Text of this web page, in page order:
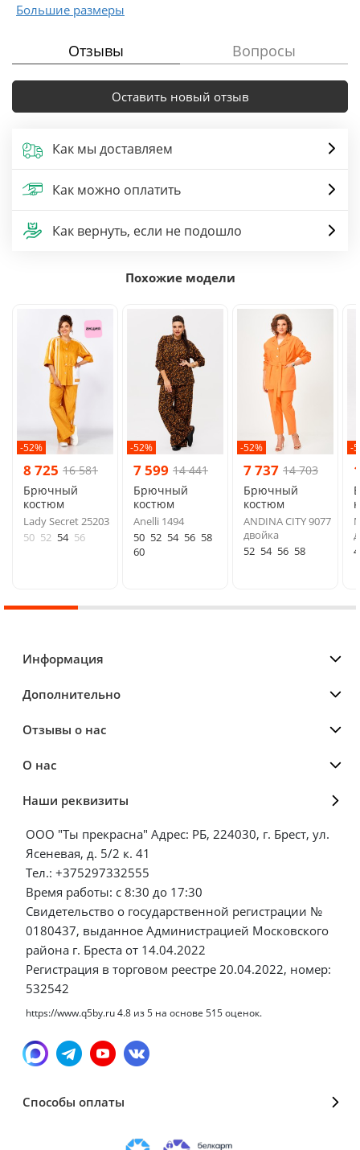
Большие размеры
Отзывы Вопросы
Оставить новый отзыв
Как мы доставляем
Как можно оплатить
Как вернуть, если не подошло
Похожие модели
-52%
8 725 16 581
Брючный
костюм
Lady Secret 25203
50 52 54 56
-52%
7 599 14 441
Брючный
костюм
Anelli 1494
50 52 54 56 58
60
-52%
7 737 14 703
Брючный
костюм
ANDINA CITY 9077
двойка
52 54 56 58
-
Информация
Дополнительно
Отзывы о нас
О нас
Наши реквизиты
ООО "Ты прекрасна" Адрес: РБ, 224030, г. Брест, ул.
Ясеневая, д. 5/2 к. 41
Тел.: +375297332555
Время работы: с 8:30 до 17:30
Свидетельство о государственной регистрации №
0180437, выданное Администрацией Московского
района г. Бреста от 14.04.2022
Регистрация в торговом реестре 20.04.2022, номер:
532542
https://www.q5by.ru4.8 из5 на основе 515оценок.
Способы оплаты